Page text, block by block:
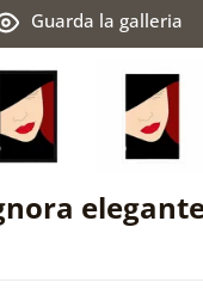
Guarda la galleria